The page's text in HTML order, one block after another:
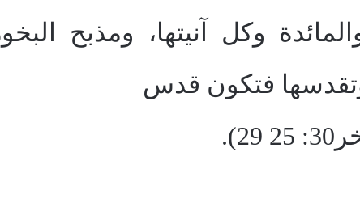
وكل آنيتها، ومذبح
فتكون قدس